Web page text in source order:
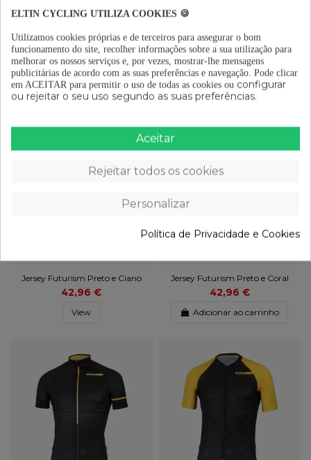
Calções Immortal Preto
56,95 €
Adicionar ao carrinho
Jersey de Manga Curta Mulher
Glorious Verde azeitona e
Branco
48,94 €
Adicionar ao carrinho
Jersey Futurism Preto e Ciano
42,96 €
View
Jersey Futurism Preto e Coral
42,96 €
Adicionar ao carrinho
ELTIN CYCLING UTILIZA COOKIES 🍪
Utilizamos cookies próprias e de terceiros para assegurar o bom
funcionamento do site, recolher informações sobre a sua utilização para
melhorar os nossos serviços e, por vezes, mostrar-lhe mensagens
publicitárias de acordo com as suas preferências e navegação. Pode clicar
em ACEITAR para permitir o uso de todas as cookies ou configurar
ou rejeitar o seu uso segundo as suas preferências.
Aceitar
Rejeitar todos os cookies
Personalizar
Política de Privacidade e Cookies